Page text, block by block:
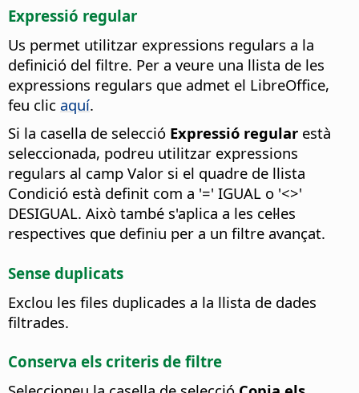
Expressió regular
Us permet utilitzar expressions regulars a la
definició del filtre. Per a veure una llista de les
expressions regulars que admet el LibreOffice,
feu clic aquí.
Si la casella de selecció Expressió regular està
seleccionada, podreu utilitzar expressions
regulars al camp Valor si el quadre de llista
Condició està definit com a '=' IGUAL o '<>'
DESIGUAL. Això també s'aplica a les cel·les
respectives que definiu per a un filtre avançat.
Sense duplicats
Exclou les files duplicades a la llista de dades
filtrades.
Conserva els criteris de filtre